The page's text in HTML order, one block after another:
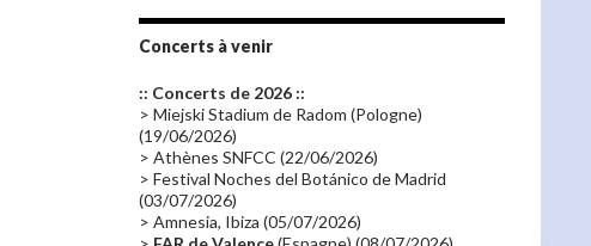
Promo 2019
Emissions 2010 Disques rares
Synthé 70's(20)
Claviériste(19) Groupe de Recherche Musicale
France 2 (18)
Concerts à venir
:: Concerts de 2026 ::
> Miejski Stadium de Radom (Pologne)
(19/06/2026)
> Athènes SNFCC (22/06/2026)
> Festival Noches del Botánico de Madrid
(03/07/2026)
> Amnesia, Ibiza (05/07/2026)